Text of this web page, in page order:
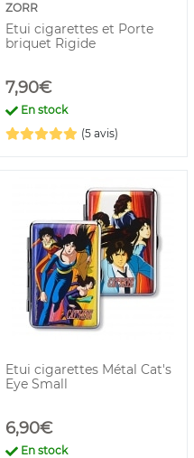
ZORR
Etui cigarettes et Porte
briquet Rigide
7,90€
En stock
(5 avis)
Etui cigarettes Métal Cat's
Eye Small
6,90€
En stock